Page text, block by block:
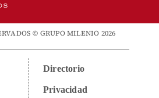
© GRUPO MILENIO 2026
Directorio
Privacidad